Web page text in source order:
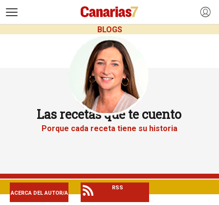
BLOGS
Las recetas que te cuento
Porque cada receta tiene su historia
ACERCA DEL AUTOR/A
RSS